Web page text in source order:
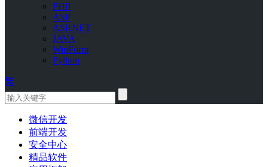
PHP
ASP
ASP.NET
JAVA
WinForm
Python
繁
微信开发
前端开发
安全中心
精品软件